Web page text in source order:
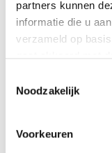
partners kunnen
informatie die u
verzameld op
Noodzakelijk
Voorkeuren
De Afsluitdijk,
belangrijke
Waddenzee, waaraan
verkeersweg
2 min